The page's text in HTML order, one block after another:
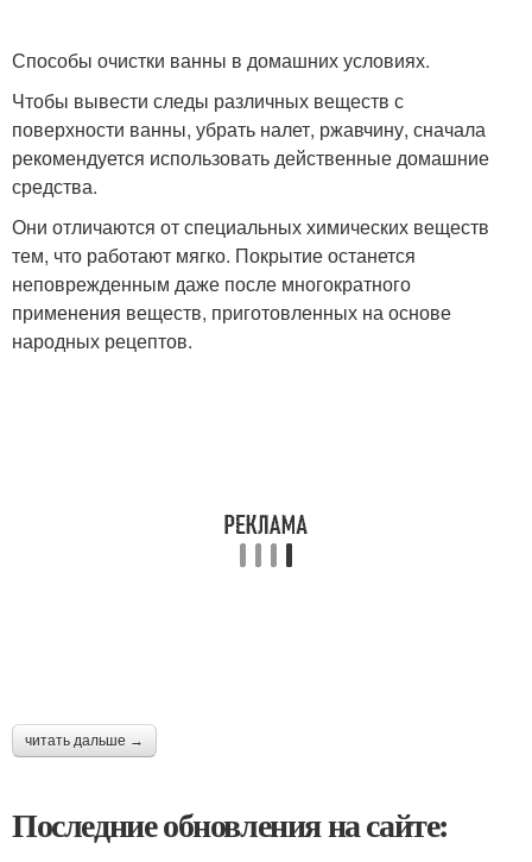
Способы очистки ванны в домашних условиях.
Чтобы вывести следы различных веществ с
поверхности ванны, убрать налет, ржавчину, сначала
рекомендуется использовать действенные домашние
средства.
Они отличаются от специальных химических веществ
тем, что работают мягко. Покрытие останется
неповрежденным даже после многократного
применения веществ, приготовленных на основе
народных рецептов.
читать дальше →
Последние обновления на сайте: